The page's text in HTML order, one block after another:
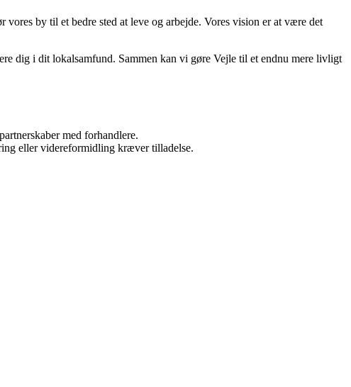
by til et bedre sted at leve og arbejde. Vores vision er at være det
dig i dit lokalsamfund. Sammen kan vi gøre Vejle til et endnu mere livligt
med forhandlere.
eller videreformidling kræver tilladelse.